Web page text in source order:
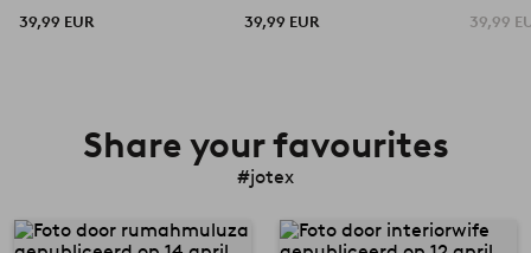
39,99 EUR
39,99 EUR
39,99
Share your favourites
#jotex